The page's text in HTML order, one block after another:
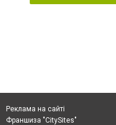
Реклама на сайті
Франшиза "CitySites"